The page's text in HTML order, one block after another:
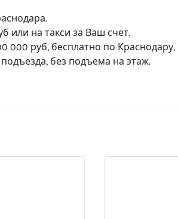
или на такси за Ваш счет.
000 руб, бесплатно по Краснодару,
без подъема на этаж.